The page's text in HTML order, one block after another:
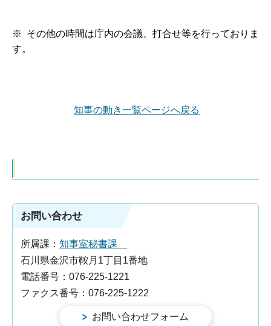
※ その他の時間は庁内の会議、打合せ等を行っておりま
す。
知事の動き一覧ページへ戻る
お問い合わせ
所属課： 知事室秘書課
石川県金沢市鞍月1丁目1番地
電話番号：076-225-1221
ファクス番号：076-225-1222